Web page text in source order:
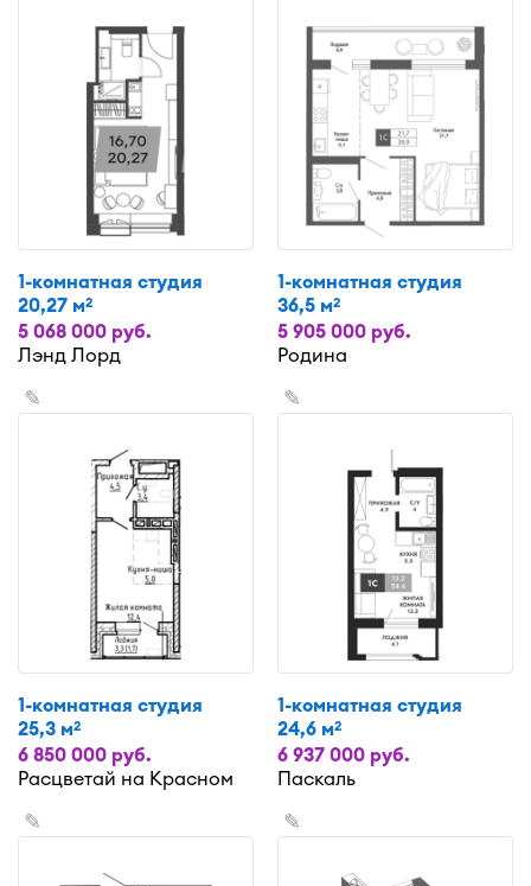
1-комнатная студия
20,27 м2
5 068 000 руб.
Лэнд Лорд
1-комнатная студия
36,5 м2
5 905 000 руб.
Родина
✎
1-комнатная студия
25,3 м2
6 850 000 руб.
Расцветай на Красном
✎
1-комнатная студия
24,6 м2
6 937 000 руб.
Паскаль
✎ ✎